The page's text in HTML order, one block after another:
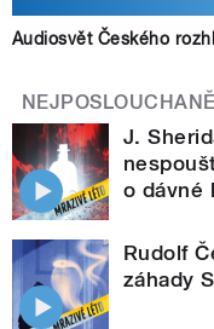
Audiosvět Českého
J.
o dávné
Rudolf
záhady